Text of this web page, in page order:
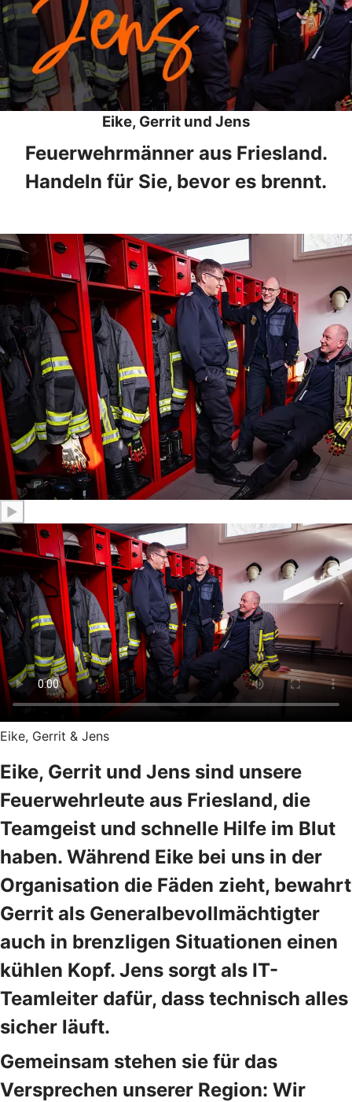
Eike, Gerrit und Jens
Feuerwehrmänner aus Friesland.
Handeln für Sie, bevor es brennt.
▶
Eike, Gerrit & Jens
Eike, Gerrit und Jens sind unsere
Feuerwehrleute aus Friesland, die
Teamgeist und schnelle Hilfe im Blut
haben. Während Eike bei uns in der
Organisation die Fäden zieht, bewahrt
Gerrit als Generalbevollmächtigter
auch in brenzligen Situationen einen
kühlen Kopf. Jens sorgt als IT-
Teamleiter dafür, dass technisch alles
sicher läuft.
Gemeinsam stehen sie für das
Versprechen unserer Region: Wir